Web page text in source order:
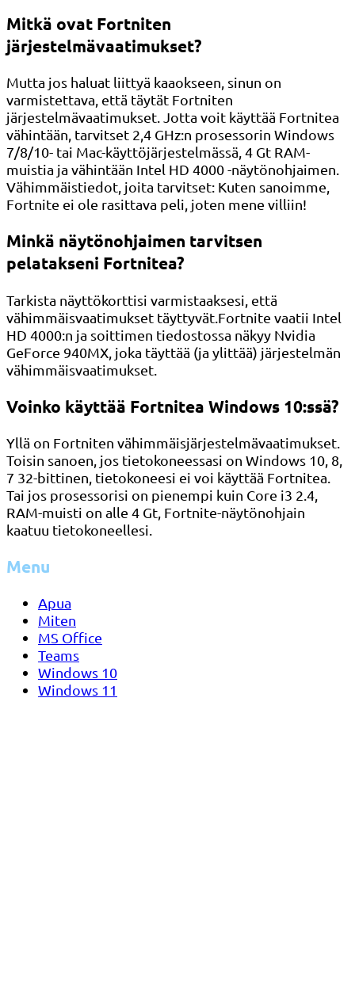
Mitkä ovat Fortniten
järjestelmävaatimukset?
Mutta jos haluat liittyä kaaokseen, sinun on
varmistettava, että täytät Fortniten
järjestelmävaatimukset. Jotta voit käyttää Fortnitea
vähintään, tarvitset 2,4 GHz:n prosessorin Windows
7/8/10- tai Mac-käyttöjärjestelmässä, 4 Gt RAM-
muistia ja vähintään Intel HD 4000 -näytönohjaimen.
Vähimmäistiedot, joita tarvitset: Kuten sanoimme,
Fortnite ei ole rasittava peli, joten mene villiin!
Minkä näytönohjaimen tarvitsen
pelatakseni Fortnitea?
Tarkista näyttökorttisi varmistaaksesi, että
vähimmäisvaatimukset täyttyvät.Fortnite vaatii Intel
HD 4000:n ja soittimen tiedostossa näkyy Nvidia
GeForce 940MX, joka täyttää (ja ylittää) järjestelmän
vähimmäisvaatimukset.
Voinko käyttää Fortnitea Windows 10:ssä?
Yllä on Fortniten vähimmäisjärjestelmävaatimukset.
Toisin sanoen, jos tietokoneessasi on Windows 10, 8,
7 32-bittinen, tietokoneesi ei voi käyttää Fortnitea.
Tai jos prosessorisi on pienempi kuin Core i3 2.4,
RAM-muisti on alle 4 Gt, Fortnite-näytönohjain
kaatuu tietokoneellesi.
Menu
Apua
Miten
MS Office
Teams
Windows 10
Windows 11